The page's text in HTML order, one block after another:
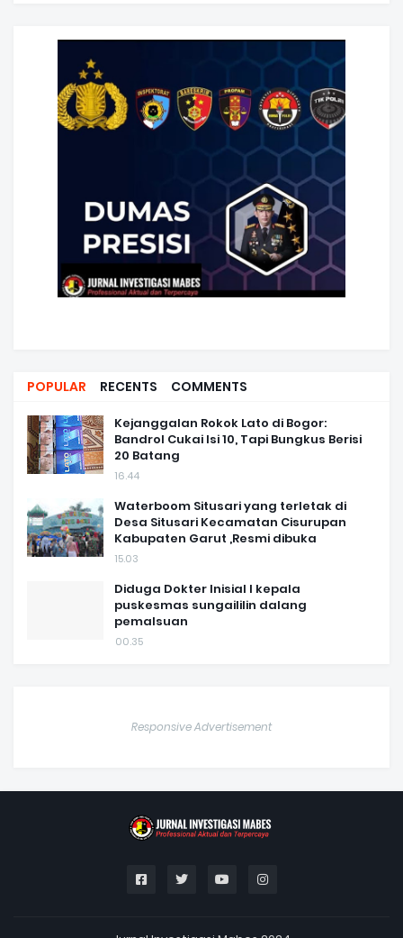
POPULAR RECENTS COMMENTS
Kejanggalan Rokok Lato di Bogor:
Bandrol Cukai Isi 10, Tapi Bungkus Berisi
20 Batang
16.44
Waterboom Situsari yang terletak di
Desa Situsari Kecamatan Cisurupan
Kabupaten Garut ,Resmi dibuka
15.03
Diduga Dokter Inisial I kepala
puskesmas sungaililin dalang
pemalsuan
00.35
Responsive Advertisement